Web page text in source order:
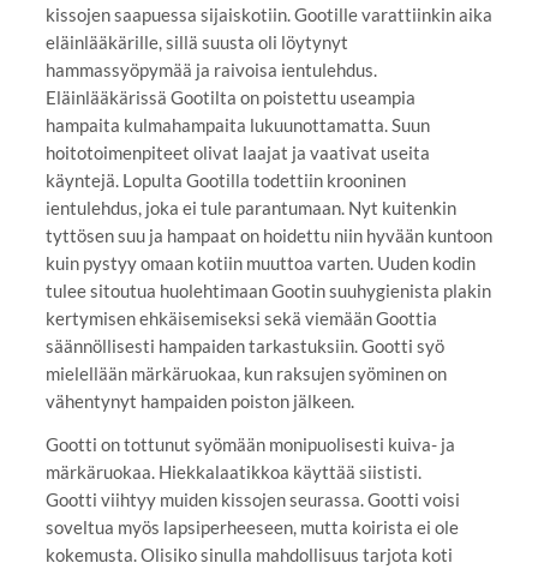
kissojen saapuessa sijaiskotiin. Gootille varattiinkin aika
eläinlääkärille, sillä suusta oli löytynyt
hammassyöpymää ja raivoisa ientulehdus.
Eläinlääkärissä Gootilta on poistettu useampia
hampaita kulmahampaita lukuunottamatta. Suun
hoitotoimenpiteet olivat laajat ja vaativat useita
käyntejä. Lopulta Gootilla todettiin krooninen
ientulehdus, joka ei tule parantumaan. Nyt kuitenkin
tyttösen suu ja hampaat on hoidettu niin hyvään kuntoon
kuin pystyy omaan kotiin muuttoa varten. Uuden kodin
tulee sitoutua huolehtimaan Gootin suuhygienista plakin
kertymisen ehkäisemiseksi sekä viemään Goottia
säännöllisesti hampaiden tarkastuksiin. Gootti syö
mielellään märkäruokaa, kun raksujen syöminen on
vähentynyt hampaiden poiston jälkeen.
Gootti on tottunut syömään monipuolisesti kuiva- ja
märkäruokaa. Hiekkalaatikkoa käyttää siististi.
Gootti viihtyy muiden kissojen seurassa. Gootti voisi
soveltua myös lapsiperheeseen, mutta koirista ei ole
kokemusta. Olisiko sinulla mahdollisuus tarjota koti